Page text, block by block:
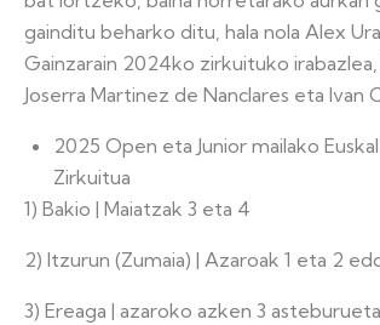
gainditu beharko ditu, hala nola Alex
Gainzarain 2024ko zirkuituko
Joserra Martinez de Nanclares eta Ivan
2025 Open eta Junior mailako
Zirkuitua
1) Bakio | Maiatzak 3 eta 4
2) Itzurun (Zumaia) | Azaroak 1 eta 2
3) Ereaga | azaroko azken 3